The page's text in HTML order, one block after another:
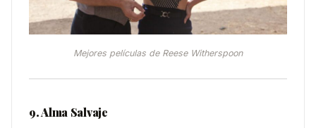
Mejores películas de Reese Witherspoon
9. Alma Salvaje